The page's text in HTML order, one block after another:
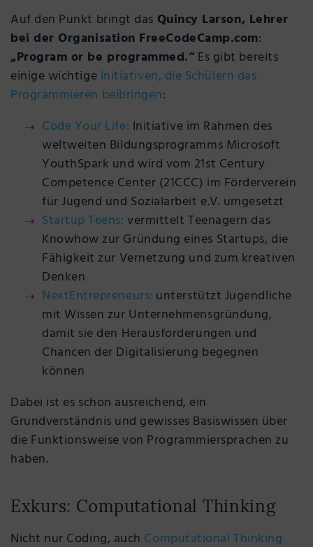
Auf den Punkt bringt das Quincy Larson, Lehrer
bei der Organisation FreeCodeCamp.com:
„Program or be programmed.“ Es gibt bereits
einige wichtige Initiativen, die Schülern das
Programmieren beibringen:
Code Your Life: Initiative im Rahmen des
weltweiten Bildungsprogramms Microsoft
YouthSpark und wird vom 21st Century
Competence Center (21CCC) im Förderverein
für Jugend und Sozialarbeit e.V. umgesetzt
Startup Teens: vermittelt Teenagern das
Knowhow zur Gründung eines Startups, die
Fähigkeit zur Vernetzung und zum kreativen
Denken
NextEntrepreneurs: unterstützt Jugendliche
mit Wissen zur Unternehmensgründung,
damit sie den Herausforderungen und
Chancen der Digitalisierung begegnen
können
Dabei ist es schon ausreichend, ein
Grundverständnis und gewisses Basiswissen über
die Funktionsweise von Programmiersprachen zu
haben.
Exkurs: Computational Thinking
Nicht nur Coding, auch Computational Thinking